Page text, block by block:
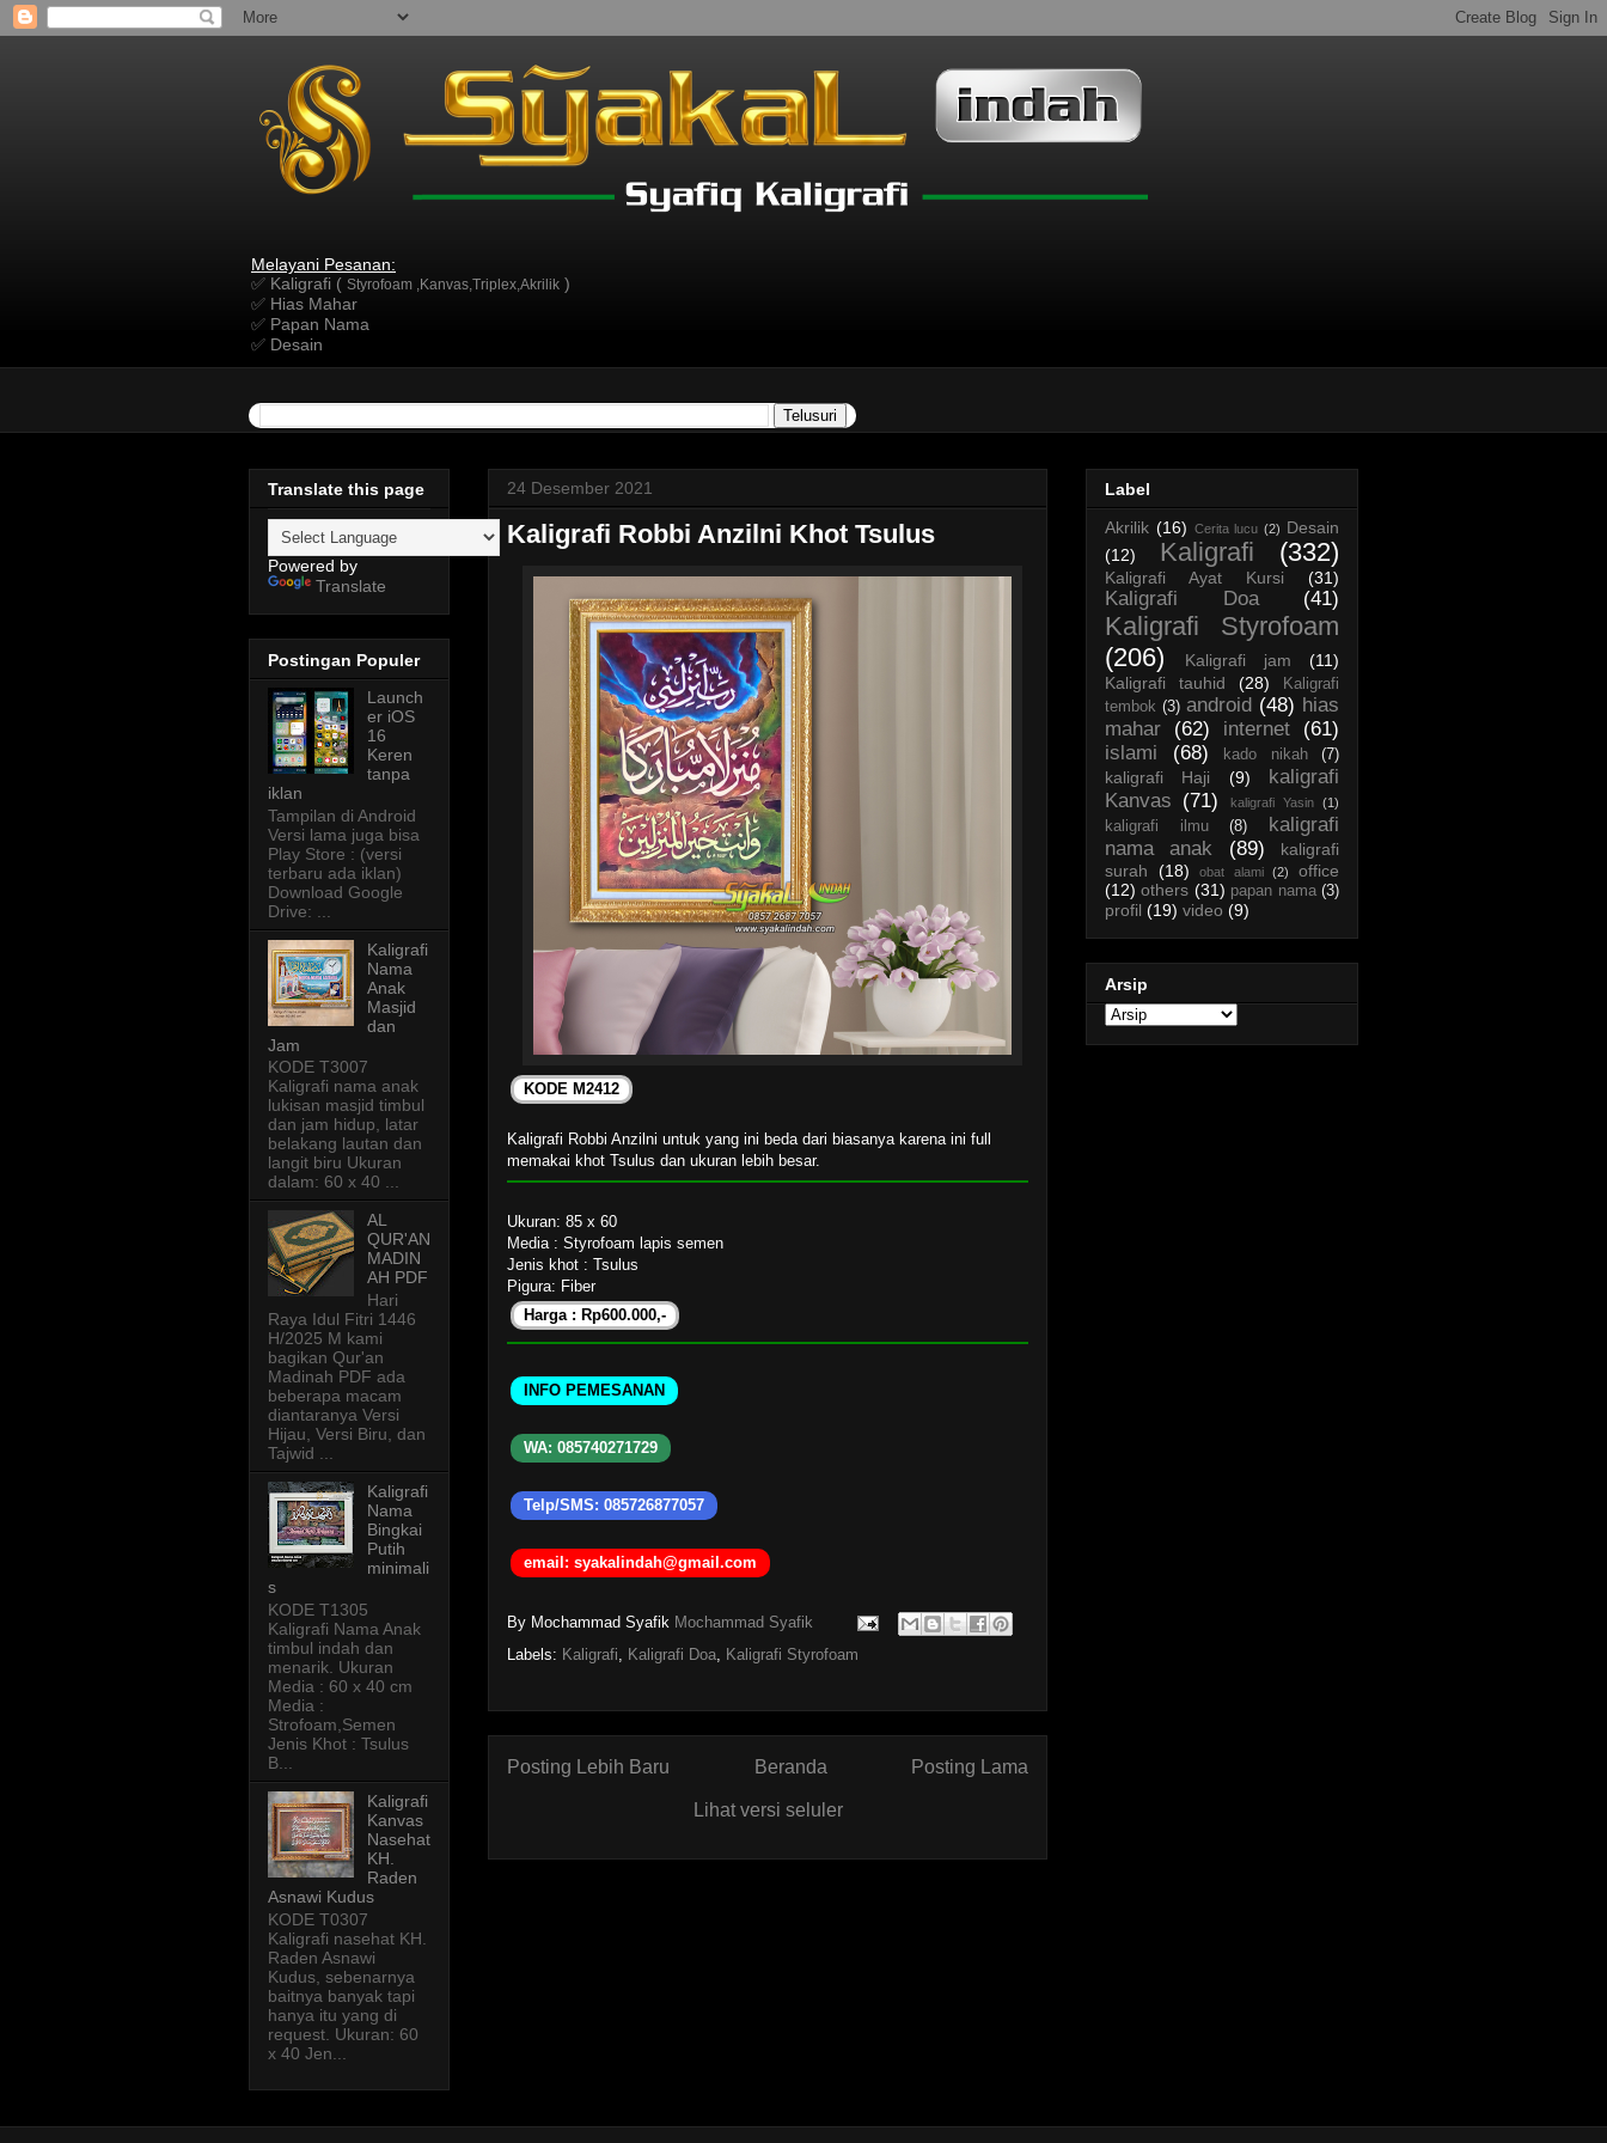
Melayani Pesanan:
✅ Kaligrafi ( Styrofoam ,Kanvas,Triplex,Akrilik )
✅ Hias Mahar
✅ Papan Nama
✅ Desain
24 Desember 2021
Kaligrafi Robbi Anzilni Khot Tsulus
KODE M2412
Kaligrafi Robbi Anzilni untuk yang ini beda dari biasanya karena ini full
memakai khot Tsulus dan ukuran lebih besar.
Ukuran: 85 x 60
Media : Styrofoam lapis semen
Jenis khot : Tsulus
Pigura: Fiber
Harga : Rp600.000,-
INFO PEMESANAN
WA: 085740271729
Telp/SMS: 085726877057
email: syakalindah@gmail.com
By Mochammad Syafik Mochammad Syafik
Labels: Kaligrafi, Kaligrafi Doa, Kaligrafi Styrofoam
Posting Lebih Baru Posting Lama
Beranda
Lihat versi seluler
Translate this page
Powered by
Translate
Postingan Populer
Launch
er iOS
16
Keren
tanpa
iklan
Tampilan di Android
Versi lama juga bisa
Play Store : (versi
terbaru ada iklan)
Download Google
Drive: ...
Kaligrafi
Nama
Anak
Masjid
dan
Jam
KODE T3007
Kaligrafi nama anak
lukisan masjid timbul
dan jam hidup, latar
belakang lautan dan
langit biru Ukuran
dalam: 60 x 40 ...
AL
QUR'AN
MADIN
AH PDF
Hari
Raya Idul Fitri 1446
H/2025 M kami
bagikan Qur'an
Madinah PDF ada
beberapa macam
diantaranya Versi
Hijau, Versi Biru, dan
Tajwid ...
Kaligrafi
Nama
Bingkai
Putih
minimali
s
KODE T1305
Kaligrafi Nama Anak
timbul indah dan
menarik. Ukuran
Media : 60 x 40 cm
Media :
Strofoam,Semen
Jenis Khot : Tsulus
B...
Kaligrafi
Kanvas
Nasehat
KH.
Raden
Asnawi Kudus
KODE T0307
Kaligrafi nasehat KH.
Raden Asnawi
Kudus, sebenarnya
baitnya banyak tapi
hanya itu yang di
request. Ukuran: 60
x 40 Jen...
Label
Akrilik (16) Cerita lucu (2) Desain
(12)
Kaligrafi (332)
Kaligrafi Ayat Kursi (31)
Kaligrafi Doa (41)
Kaligrafi Styrofoam
(206)
Kaligrafi jam
(11)
Kaligrafi tauhid
(28)
Kaligrafi
tembok (3) android (48) hias
mahar
(62) internet
(61)
islami
(68) kado nikah (7)
kaligrafi Haji (9)
kaligrafi
Kanvas (71) kaligrafi Yasin (1)
kaligrafi ilmu (8)
kaligrafi
nama anak
(89)
kaligrafi
surah
(18) obat alami (2)
office
(12) others (31) papan nama (3)
profil (19) video (9)
Arsip